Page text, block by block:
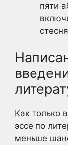
пяти
Как только
эссе по
меньше